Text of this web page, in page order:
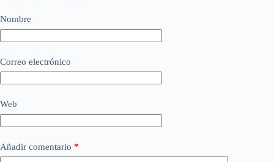
Nombre
Correo electrónico
Web
Añadir comentario *